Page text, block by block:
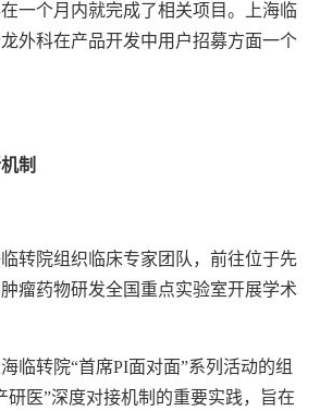
一个月内就完成了相关项目。上海临
外科在产品开发中用户招募方面一个
制
转院组织临床专家团队，前往位于先
瘤药物研发全国重点实验室开展学术
临转院“首席PI面对面”系列活动的组
研医”深度对接机制的重要实践，旨在